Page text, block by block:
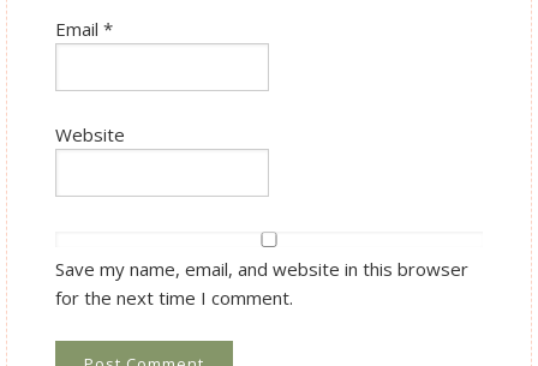
Email *
Website
Save my name, email, and website in this browser
for the next time I comment.